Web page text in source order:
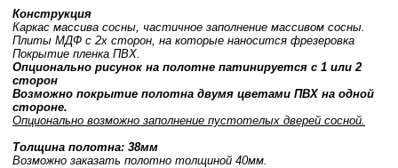
Конструкция
Каркас массива сосны, частичное заполнение массивом сосны.
Плиты МДФ с 2х сторон, на которые наносится фрезеровка
Покрытие пленка ПВХ.
Опционально рисунок на полотне патинируется с 1 или 2
сторон
Возможно покрытие полотна двумя цветами ПВХ на одной
стороне.
Опционально возможно заполнение пустотелых дверей сосной.
Толщина полотна: 38мм
Возможно заказать полотно толщиной 40мм.